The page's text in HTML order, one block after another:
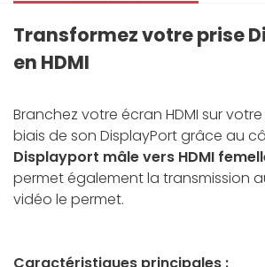
Transformez votre prise
en HDMI
Branchez votre écran HDMI sur
biais de son DisplayPort grâce au
Displayport mâle vers HDMI
permet également la transmission
vidéo le permet.